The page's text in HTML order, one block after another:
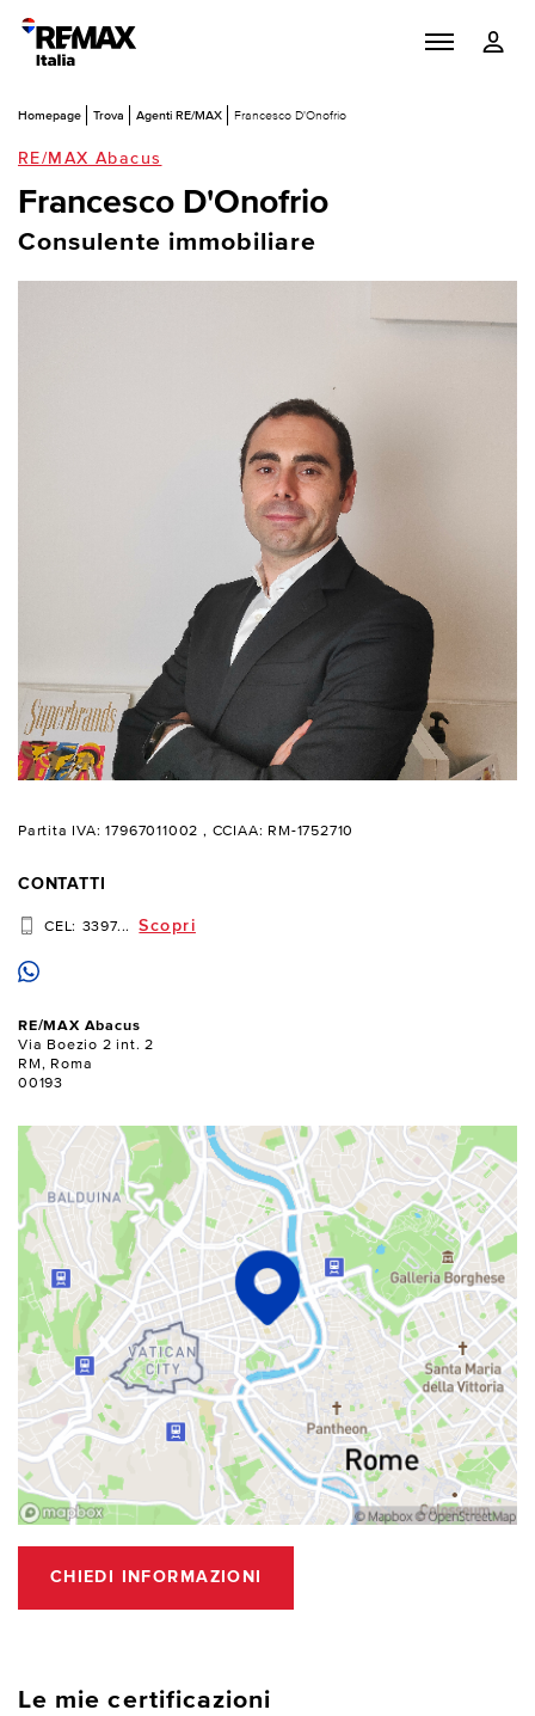
Homepage Trova Agenti RE/MAX Francesco D'Onofrio
RE/MAX Abacus
Francesco D'Onofrio
Consulente immobiliare
Partita IVA: 17967011002 , CCIAA: RM-1752710
CONTATTI
CEL: 3397... Scopri
RE/MAX Abacus
Via Boezio 2 int. 2
RM, Roma
00193
CHIEDI INFORMAZIONI
Le mie certificazioni